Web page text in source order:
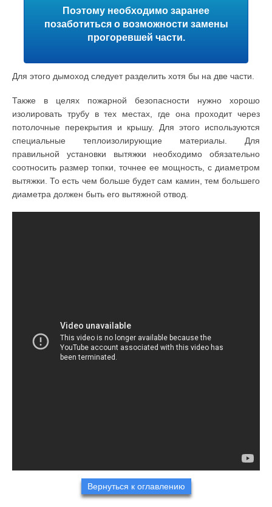
Поэтому необходимо заранее
позаботиться о возможности замены
прогоревшей части.
Для этого дымоход следует разделить хотя бы на две части.
Также в целях пожарной безопасности нужно хорошо
изолировать трубу в тех местах, где она проходит через
потолочные перекрытия и крышу. Для этого используются
специальные теплоизолирующие материалы. Для
правильной установки вытяжки необходимо обязательно
соотносить размер топки, точнее ее мощность, с диаметром
вытяжки. То есть чем больше будет сам камин, тем большего
диаметра должен быть его вытяжной отвод.
Вернуться к оглавлению